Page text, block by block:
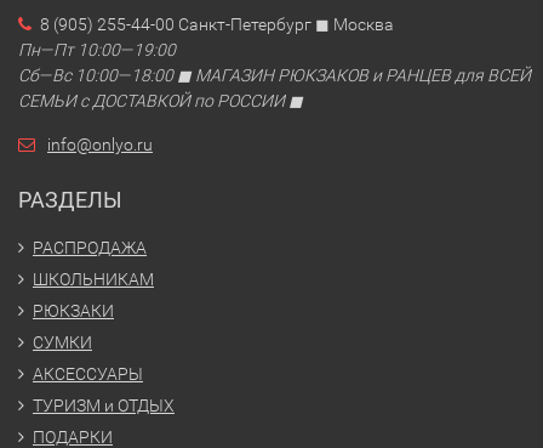
8 (905) 255-44-00 Санкт-Петербург ◼ Москва
Пн—Пт 10:00—19:00
Сб—Вс 10:00—18:00 ◼ МАГАЗИН РЮКЗАКОВ и РАНЦЕВ для ВСЕЙ
СЕМЬИ с ДОСТАВКОЙ по РОССИИ ◼
info@onlyo.ru
РАЗДЕЛЫ
РАСПРОДАЖА
ШКОЛЬНИКАМ
РЮКЗАКИ
СУМКИ
АКСЕССУАРЫ
ТУРИЗМ и ОТДЫХ
ПОДАРКИ